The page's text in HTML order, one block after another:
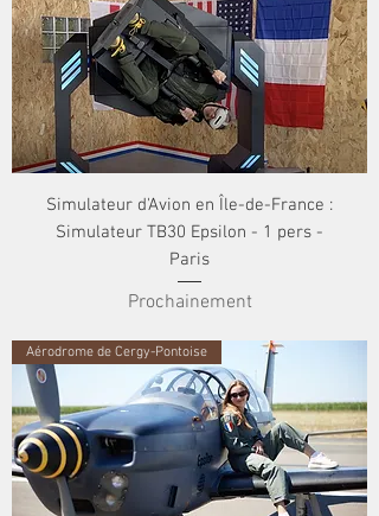
Simulateur d'Avion en Île-de-France :
Simulateur TB30 Epsilon - 1 pers -
Paris
Prochainement
Aérodrome de Cergy-Pontoise